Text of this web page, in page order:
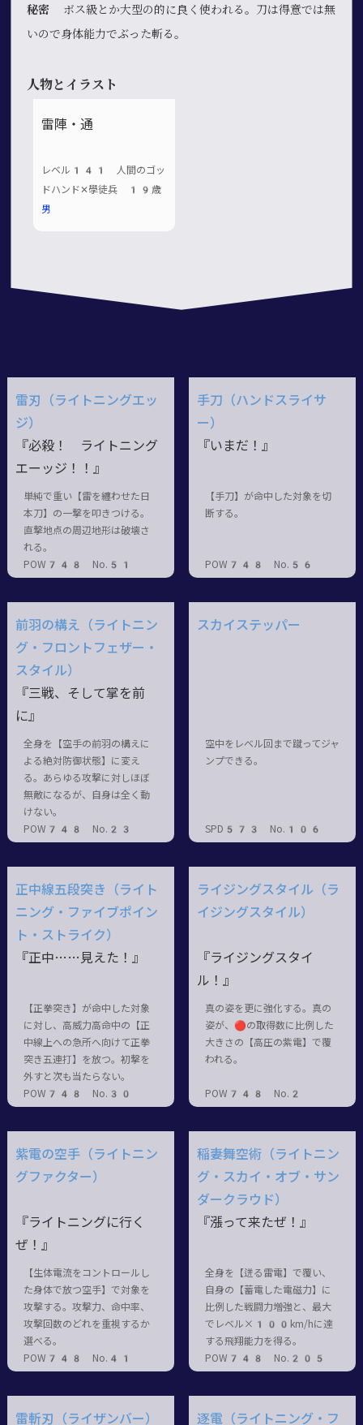
秘密 ボス級とか大型の的に良く使われる。刀は得意では無
いので身体能力でぶった斬る。
人物とイラスト
雷陣・通
レベル141 人間のゴッ
ドハンド✕學徒兵 19歳
男
雷刃（ライトニングエッ
ジ）
『必殺！ ライトニング
エーッジ！！』
単純で重い【雷を纏わせた日
本刀】の一撃を叩きつける。
直撃地点の周辺地形は破壊さ
れる。
POW748 No.51
手刀（ハンドスライサ
ー）
『いまだ！』
【手刀】が命中した対象を切
断する。
POW748 No.56
前羽の構え（ライトニン
グ・フロントフェザー・
スタイル）
『三戦、そして掌を前
に』
全身を【空手の前羽の構えに
よる絶対防御状態】に変え
る。あらゆる攻撃に対しほぼ
無敵になるが、自身は全く動
けない。
POW748 No.23
スカイステッパー
空中をレベル回まで蹴ってジャ
ンプできる。
SPD573 No.106
正中線五段突き（ライト
ニング・ファイブポイン
ト・ストライク）
『正中……見えた！』
【正拳突き】が命中した対象
に対し、高威力高命中の【正
中線上への急所へ向けて正拳
突き五連打】を放つ。初撃を
外すと次も当たらない。
POW748 No.30
ライジングスタイル（ラ
イジングスタイル）
『ライジングスタイ
ル！』
真の姿を更に強化する。真の
姿が、🔴の取得数に比例した
大きさの【高圧の紫電】で覆
われる。
POW748 No.2
紫電の空手（ライトニン
グファクター）
『ライトニングに行く
ぜ！』
【生体電流をコントロールし
た身体で放つ空手】で対象を
攻撃する。攻撃力、命中率、
攻撃回数のどれを重視するか
選べる。
POW748 No.41
稲妻舞空術（ライトニン
グ・スカイ・オブ・サン
ダークラウド）
『漲って来たぜ！』
全身を【迸る雷電】で覆い、
自身の【蓄電した電磁力】に
比例した戦闘力増強と、最大
でレベル×100km/hに達
する飛翔能力を得る。
POW748 No.205
雷斬刃（ライザンバー） 逐電（ライトニング・フ